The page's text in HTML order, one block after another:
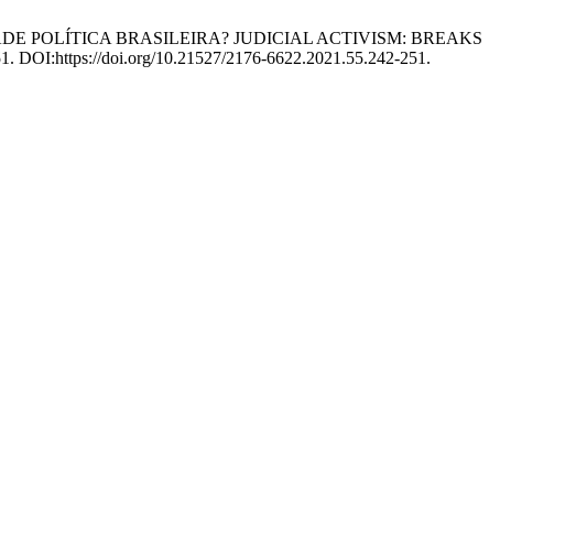
POLÍTICA BRASILEIRA? JUDICIAL ACTIVISM: BREAKS
DOI:https://doi.org/10.21527/2176-6622.2021.55.242-251.